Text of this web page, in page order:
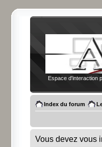
Espace d'interaction
Index du forum
Vous devez vous